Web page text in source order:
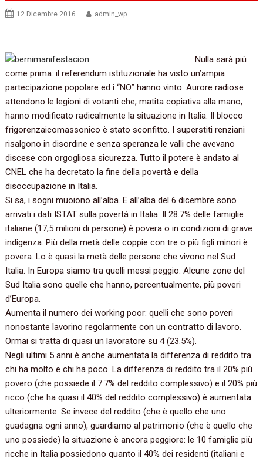
12 Dicembre 2016 admin_wp
Nulla sarà più
come prima:‭ ‬il referendum istituzionale ha visto un’ampia
partecipazione popolare ed i‭ “‬NO‭” ‬hanno vinto.‭ ‬Aurore radiose
attendono le legioni di votanti che,‭ ‬matita copiativa alla mano,‭
‬hanno modificato radicalmente la situazione in Italia.‭ ‬Il blocco
frigorenzaicomassonico è stato sconfitto.‭ ‬I superstiti renziani
risalgono in disordine e senza speranza le valli che avevano
discese con orgogliosa sicurezza.‭ ‬Tutto il potere è andato al
CNEL che ha decretato la fine della povertà e della
disoccupazione in Italia.
Si sa,‭ ‬i sogni muoiono all’alba.‭ ‬E all’alba del‭ ‬6‭ ‬dicembre sono
arrivati i dati ISTAT sulla povertà in Italia.‭ ‬Il‭ ‬28.7%‭ ‬delle famiglie
italiane‭ (‬17,5‭ ‬milioni di persone‭) ‬è povera o in condizioni di grave
indigenza.‭ ‬Più della metà delle coppie con tre o più figli minori è
povera.‭ ‬Lo è quasi la metà delle persone che vivono nel Sud
Italia.‭ ‬In Europa siamo tra quelli messi peggio.‭ ‬Alcune zone del
Sud Italia sono quelle che hanno,‭ ‬percentualmente,‭ ‬più poveri
d’Europa.‭
Aumenta il numero dei‭ ‬working poor:‭ ‬quelli che sono poveri
nonostante lavorino regolarmente con un contratto di lavoro.‭
‬Ormai si tratta di quasi un lavoratore su‭ ‬4‭ (‬23.5%‭)‬.‭
Negli ultimi‭ ‬5‭ ‬anni è anche aumentata la differenza di reddito tra
chi ha molto e chi ha poco.‭ ‬La differenza di reddito tra il‭ ‬20%‭ ‬più
povero‭ (‬che possiede il‭ ‬7.7%‭ ‬del reddito complessivo‭) ‬e il‭ ‬20%‭ ‬più
ricco‭ (‬che ha quasi il‭ ‬40%‭ ‬del reddito complessivo‭) ‬è aumentata
ulteriormente.‭ ‬Se invece del reddito‭ (‬che è quello che uno
guadagna ogni anno‭)‬,‭ ‬guardiamo al patrimonio‭ (‬che è quello che
uno possiede‭) ‬la situazione è ancora peggiore:‭ ‬le‭ ‬10‭ ‬famiglie più
ricche in Italia possiedono quanto il‭ ‬40%‭ ‬dei residenti‭ (‬italiani e